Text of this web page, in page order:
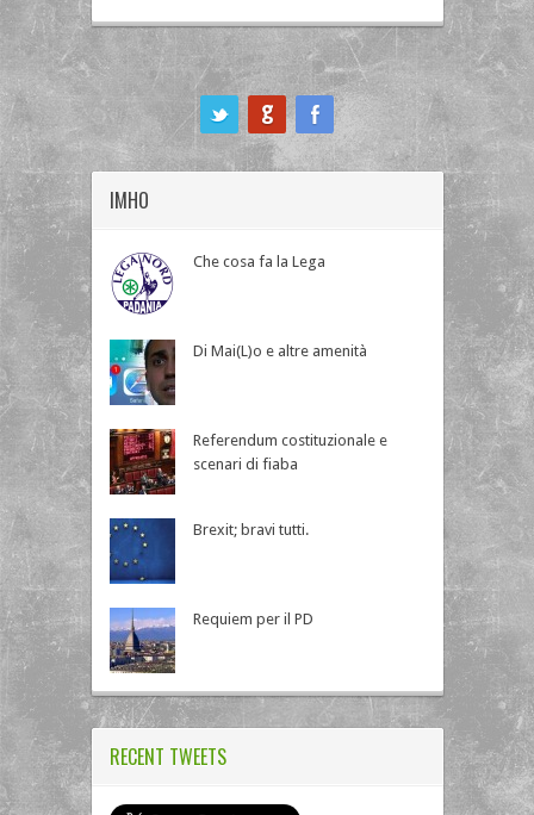
IMHO
Che cosa fa la Lega
Di Mai(L)o e altre amenità
Referendum costituzionale e
scenari di fiaba
Brexit; bravi tutti.
Requiem per il PD
RECENT TWEETS